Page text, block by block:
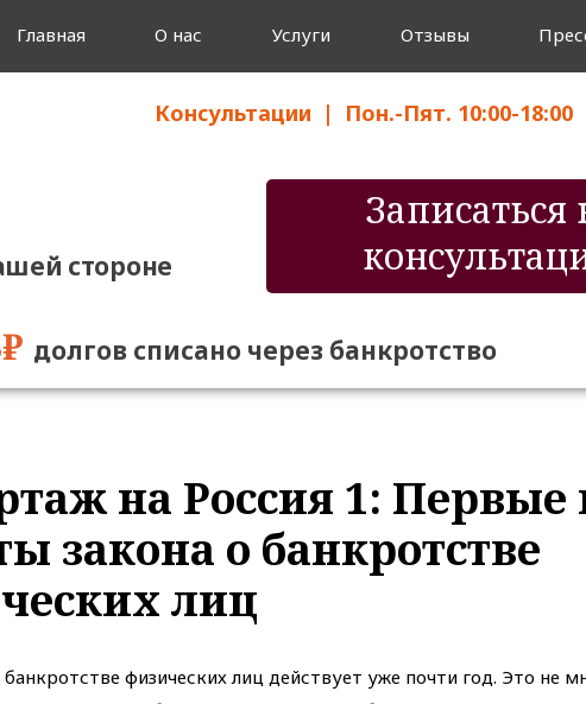
Главная О нас Услуги Отзывы
Консультации | Пон.-Пят. 10:00-18:00
стороне
Записаться
долгов списано через банкротство
на Россия 1: Первые
закона о банкротстве
лиц
банкротстве физических лиц действует уже почти год. Это не